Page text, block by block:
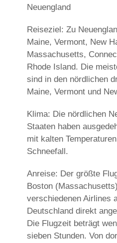
Neuengland
Reiseziel: Zu
Maine, Vermont, New
Massachusetts,
Rhode Island. Die
sind in den nördlichen
Maine, Vermont und
Klima: Die nördlichen
Staaten haben
mit kalten
Schneefall.
Anreise: Der größte
Boston
verschiedenen Airlines
Deutschland direkt
Die Flugzeit beträgt
sieben Stunden. Von